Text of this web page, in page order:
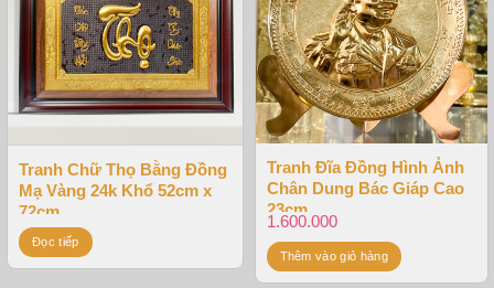
Tranh Chữ Thọ Bằng Đồng
Mạ Vàng 24k Khổ 52cm x
72cm
Đọc tiếp
Tranh Đĩa Đồng Hình Ảnh
Chân Dung Bác Giáp Cao
23cm
1.600.000
Thêm vào giỏ hàng